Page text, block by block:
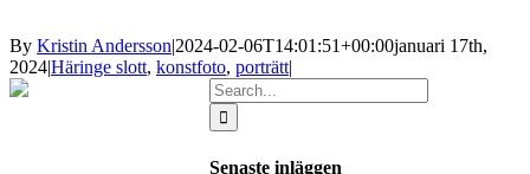
By Kristin Andersson|2024-02-06T14:01:51+00:00januari 17th,
2024|Häringe slott, konstfoto, porträtt|
Search
for:
Senaste inläggen